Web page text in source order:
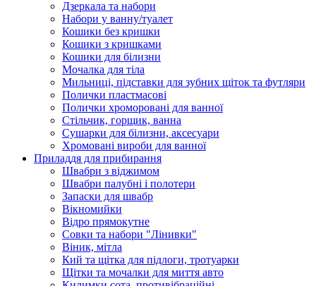
Дзеркала та набори
Набори у ванну/туалет
Кошики без кришки
Кошики з кришками
Кошики для білизни
Мочалка для тіла
Мильниці, підставки для зубних щіток та футляри
Полички пластмасові
Полички хроморовані для ванної
Стільчик, горщик, ванна
Сушарки для білизни, аксесуари
Хромовані вироби для ванної
Приладдя для прибирання
Швабри з віджимом
Швабри палубні і полотери
Запаски для швабр
Вікномийки
Відро прямокутне
Совки та набори "Лінивки"
Віник, мітла
Кий та щітка для підлоги, тротуарки
Щітки та мочалки для миття авто